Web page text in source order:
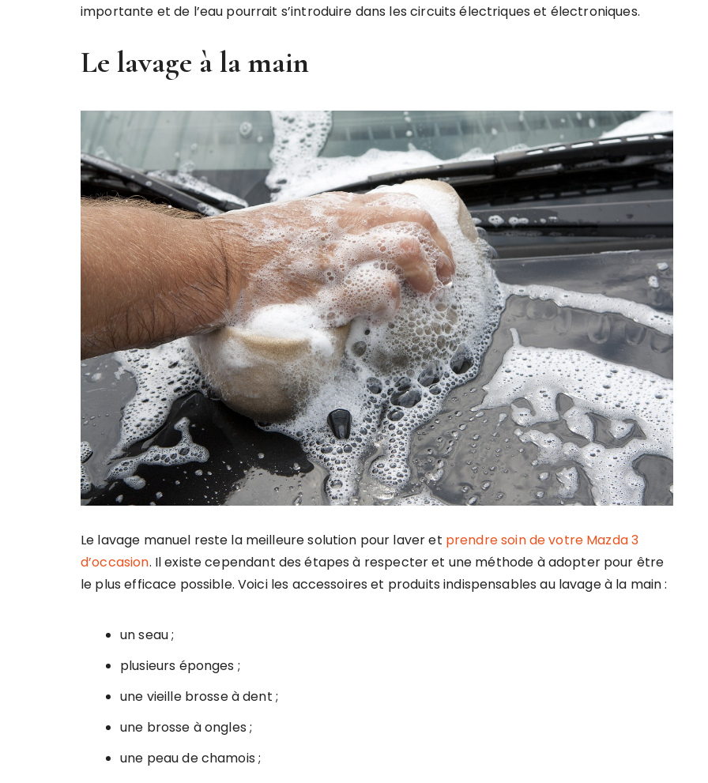
importante et de l’eau pourrait s’introduire dans les circuits électriques et électroniques.
Le lavage à la main
Le lavage manuel reste la meilleure solution pour laver et prendre soin de votre Mazda 3
d’occasion. Il existe cependant des étapes à respecter et une méthode à adopter pour être
le plus efficace possible. Voici les accessoires et produits indispensables au lavage à la main :
un seau ;
plusieurs éponges ;
une vieille brosse à dent ;
une brosse à ongles ;
une peau de chamois ;